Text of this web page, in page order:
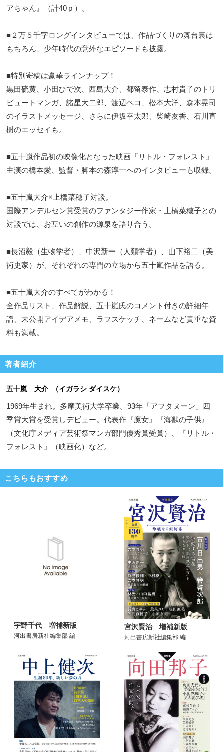
アちゃん』（計40ｐ）。
■２万５千字ロングインタビューでは、作品づくりの舞台裏は
もちろん、少年時代の意外なエピソードも披露。
■特別寄稿は豪華ラインナップ！
黒田硫黄、小田ひで次、西島大介、都留泰作、志村貴子のトリ
ビュートマンガ、諸星大二郎、渡辺ペコ、松本大洋、森本晃司
のイラストメッセージ、さらに伊坂幸太郎、柴崎友香、石川直
樹のエッセイも。
■五十嵐作品初の映像化となった映画『リトル・フォレスト』
主演の橋本愛、監督・脚本の森淳一へのインタビューも収録。
■五十嵐大介×上橋菜穂子対談。
国際アンデルセン賞受賞のファンタジー作家・上橋菜穂子との
対談では、お互いの創作の源泉を語り合う。
■長沼毅（生物学者）、中沢新一（人類学者）、山下裕二（美
術史家）が、それぞれの専門の立場から五十嵐作品を語る。
■五十嵐大介のすべてがわかる！
全作品リスト、作品解説、五十嵐氏のコメント付きの詳細年
譜、未公開アイデアメモ、ラフスケッチ、ネームなど貴重な資
料も満載。
著者紹介
五十嵐 大介 （イガラシ ダイスケ）
1969年生まれ。多摩美術大学卒業。93年「アフタヌーン」四
季賞大賞を受賞しデビュー。代表作『魔女』『海獣の子供』
（文化庁メディア芸術祭マンガ部門優秀賞受賞）、『リトル・
フォレスト』（映画化）など。
こちらもおすすめ
宇野千代 増補新版
河出書房新社編集部 編
宮沢賢治 増補新版
河出書房新社編集部 編